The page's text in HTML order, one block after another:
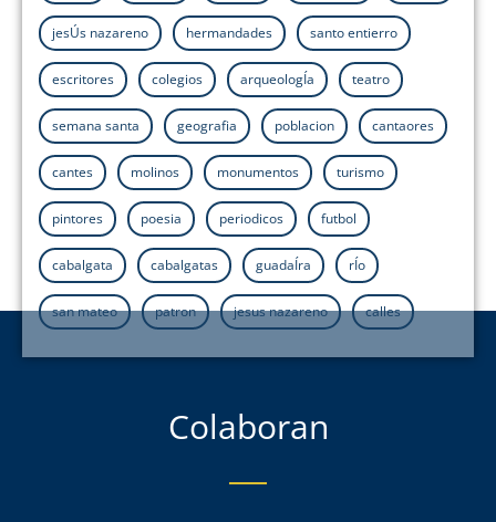
jesÚs nazareno hermandades santo entierro
escritores colegios arqueologÍa teatro
semana santa geografia poblacion cantaores
cantes molinos monumentos turismo
pintores poesia periodicos futbol
cabalgata cabalgatas guadaÍra rÍo
san mateo patron jesus nazareno calles
Colaboran